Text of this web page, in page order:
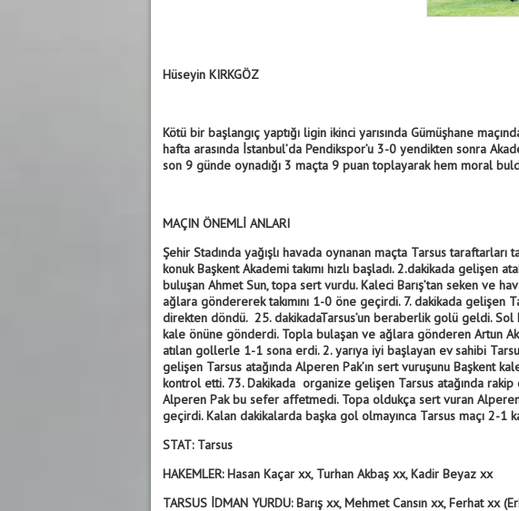
Hüseyin KIRKGÖZ
Kötü bir başlangıç yaptığı ligin ikinci yarısında Gümüşhane
hafta arasında İstanbul’da Pendikspor’u 3-0 yendikten sonra
son 9 günde oynadığı 3 maçta 9 puan toplayarak hem moral
MAÇIN ÖNEMLİ ANLARI
Şehir Stadında yağışlı havada oynanan maçta Tarsus taraftarları
konuk Başkent Akademi takımı hızlı başladı. 2.dakikada gelişen
buluşan Ahmet Sun, topa sert vurdu. Kaleci Barış’tan seken ve
ağlara göndererek takımını 1-0 öne geçirdi. 7. dakikada gelişen
direkten döndü. 25. dakikadaTarsus’un beraberlik golü geldi.
kale önüne gönderdi. Topla bulaşan ve ağlara gönderen Artun
atılan gollerle 1-1 sona erdi. 2. yarıya iyi başlayan ev sahibi
gelişen Tarsus atağında Alperen Pak’ın sert vuruşunu Başkent
kontrol etti. 73. Dakikada organize gelişen Tarsus atağında rakip
Alperen Pak bu sefer affetmedi. Topa oldukça sert vuran
geçirdi. Kalan dakikalarda başka gol olmayınca Tarsus maçı 2-1
STAT: Tarsus
HAKEMLER: Hasan Kaçar xx, Turhan Akbaş xx, Kadir Beyaz xx
TARSUS İDMAN YURDU: Barış xx, Mehmet Cansın xx, Ferhat xx